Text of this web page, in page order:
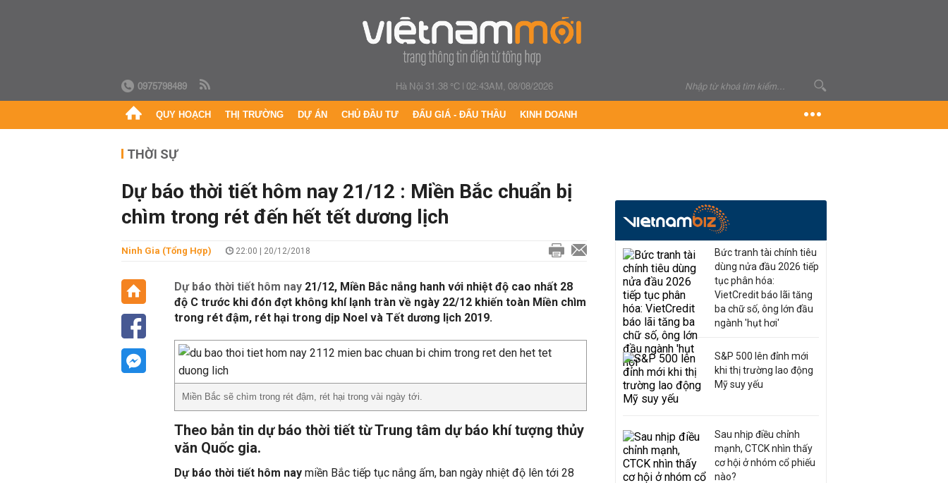
0975798489 Hà Nội 31.38 °C|02:43AM, 08/08/2026
QUY HOẠCH THỊ TRƯỜNG DỰ ÁN CHỦ ĐẦU TƯ ĐẤU GIÁ - ĐẤU THẦU KINH DOANH
THỜI SỰ
Dự báo thời tiết hôm nay 21/12 : Miền Bắc chuẩn bị
chìm trong rét đến hết tết dương lịch
Ninh Gia (Tổng Hợp) 22:00 | 20/12/2018
Dự báo thời tiết hôm nay 21/12, Miền Bắc nắng hanh với nhiệt độ cao nhất 28
độ C trước khi đón đợt không khí lạnh tràn về ngày 22/12 khiến toàn Miền chìm
trong rét đậm, rét hại trong dịp Noel và Tết dương lịch 2019.
Miền Bắc sẽ chìm trong rét đậm, rét hại trong vài ngày tới.
Theo bản tin dự báo thời tiết từ Trung tâm dự báo khí tượng thủy
văn Quốc gia.
Dự báo thời tiết hôm nay miền Bắc tiếp tục nắng ấm, ban ngày nhiệt độ lên tới 28
Bức tranh tài chính tiêu
dùng nửa đầu 2026 tiếp
tục phân hóa:
VietCredit báo lãi tăng
ba chữ số, ông lớn đầu
ngành 'hụt hơi'
S&P 500 lên đỉnh mới
khi thị trường lao động
Mỹ suy yếu
Sau nhịp điều chỉnh
mạnh, CTCK nhìn thấy
cơ hội ở nhóm cổ phiếu
nào?